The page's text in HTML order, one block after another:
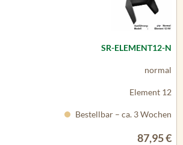
SR-ELEMENT12-N
normal
Element 12
Bestellbar – ca. 3 Wochen
87,95 €